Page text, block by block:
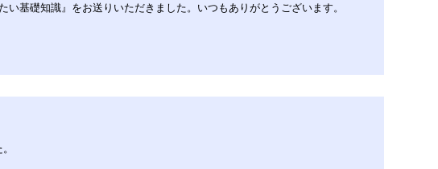
基礎知識』をお送りいただきました。いつもありがとうございます。